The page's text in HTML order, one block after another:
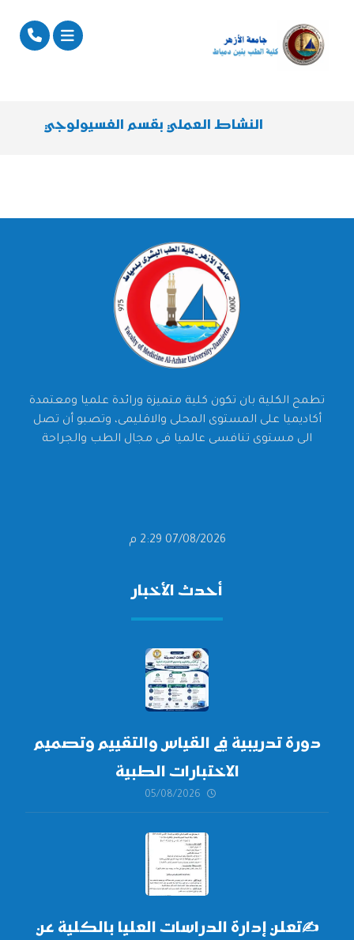
النشاط العملي بقسم الفسيولوجي
تطمح الكلية بان تكون كلية متميزة ورائدة علميا ومعتمدة
أكاديميا على المستوى المحلى والاقليمى، وتصبو أن تصل
الى مستوى تنافسى عالميا فى مجال الطب والجراحة
07/08/2026 2:29 م
أحدث الأخبار
دورة تدريبية في القياس والتقييم وتصميم
الاختبارات الطبية
05/08/2026
✍تعلن إدارة الدراسات العليا بالكلية عن